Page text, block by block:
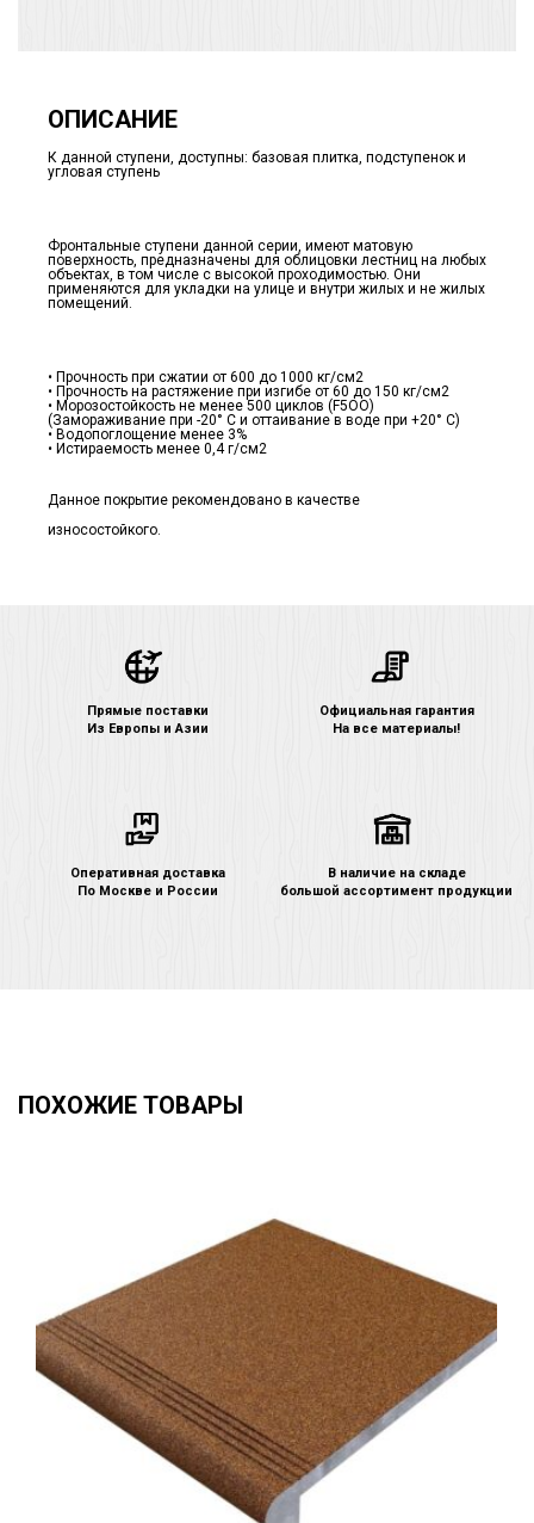
ОПИСАНИЕ
К данной ступени, доступны: базовая плитка, подступенок и
угловая ступень
Фронтальные ступени данной серии, имеют матовую
поверхность, предназначены для облицовки лестниц на любых
объектах, в том числе с высокой проходимостью. Они
применяются для укладки на улице и внутри жилых и не жилых
помещений.
• Прочность при сжатии от 600 до 1000 кг/см2
• Прочность на растяжение при изгибе от 60 до 150 кг/см2
• Морозостойкость не менее 500 циклов (F5ОО)
(Замораживание при -20° С и оттаивание в воде при +20° С)
• Водопоглощение менее 3%
• Истираемость менее 0,4 г/см2
Данное покрытие рекомендовано в качестве
износостойкого.
Прямые поставки
Из Европы и Азии
Официальная гарантия
На все материалы!
Оперативная доставка
По Москве и России
В наличие на складе
большой ассортимент продукции
ПОХОЖИЕ ТОВАРЫ